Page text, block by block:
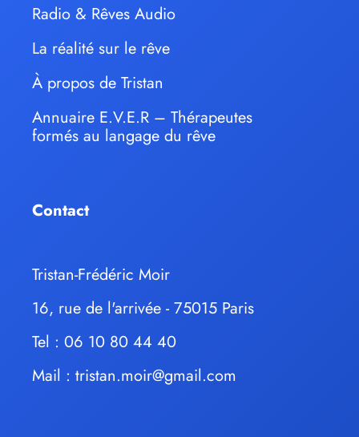
Radio & Rêves Audio
La réalité sur le rêve
À propos de Tristan
Annuaire E.V.E.R – Thérapeutes
formés au langage du rêve
Contact
Tristan-Frédéric Moir
16, rue de l'arrivée - 75015 Paris
Tel : 06 10 80 44 40
Mail : tristan.moir@gmail.com